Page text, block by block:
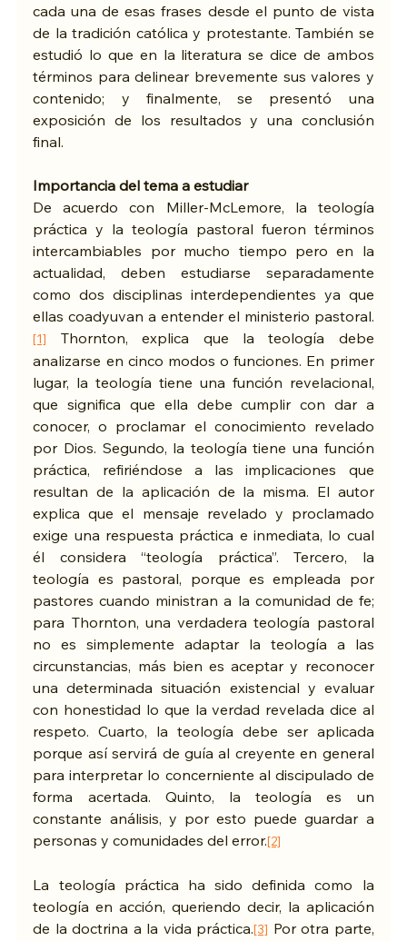
cada una de esas frases desde el punto de vista
de la tradición católica y protestante. También se
estudió lo que en la literatura se dice de ambos
términos para delinear brevemente sus valores y
contenido; y finalmente, se presentó una
exposición de los resultados y una conclusión
final.
Importancia del tema a estudiar
De acuerdo con Miller-McLemore, la teología
práctica y la teología pastoral fueron términos
intercambiables por mucho tiempo pero en la
actualidad, deben estudiarse separadamente
como dos disciplinas interdependientes ya que
ellas coadyuvan a entender el ministerio pastoral.
[1]
Thornton, explica que la teología debe
analizarse en cinco modos o funciones. En primer
lugar, la teología tiene una función revelacional,
que significa que ella debe cumplir con dar a
conocer, o proclamar el conocimiento revelado
por Dios. Segundo, la teología tiene una función
práctica, refiriéndose a las implicaciones que
resultan de la aplicación de la misma. El autor
explica que el mensaje revelado y proclamado
exige una respuesta práctica e inmediata, lo cual
él considera “teología práctica”. Tercero, la
teología es pastoral, porque es empleada por
pastores cuando ministran a la comunidad de fe;
para Thornton, una verdadera teología pastoral
no es simplemente adaptar la teología a las
circunstancias, más bien es aceptar y reconocer
una determinada situación existencial y evaluar
con honestidad lo que la verdad revelada dice al
respeto. Cuarto, la teología debe ser aplicada
porque así servirá de guía al creyente en general
para interpretar lo concerniente al discipulado de
forma acertada. Quinto, la teología es un
constante análisis, y por esto puede guardar a
personas y comunidades del error.[2]
La teología práctica ha sido definida como la
teología en acción, queriendo decir, la aplicación
de la doctrina a la vida práctica.[3] Por otra parte,